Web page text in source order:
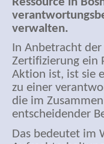
verwalten.
In Anbetracht der
Zertifizierung ein
Aktion ist, ist sie
zu einer
die im
entscheidender
Das bedeutet im